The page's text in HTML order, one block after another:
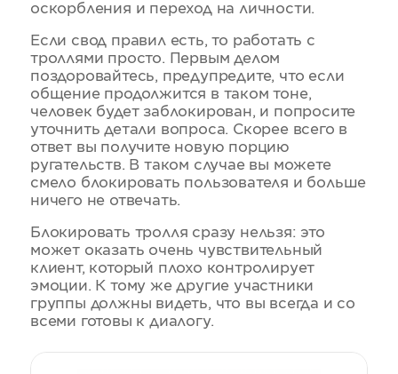
оскорбления и переход на личности.
Если свод правил есть, то работать с
троллями просто. Первым делом
поздоровайтесь, предупредите, что если
общение продолжится в таком тоне,
человек будет заблокирован, и попросите
уточнить детали вопроса. Скорее всего в
ответ вы получите новую порцию
ругательств. В таком случае вы можете
смело блокировать пользователя и больше
ничего не отвечать.
Блокировать тролля сразу нельзя: это
может оказать очень чувствительный
клиент, который плохо контролирует
эмоции. К тому же другие участники
группы должны видеть, что вы всегда и со
всеми готовы к диалогу.